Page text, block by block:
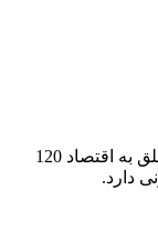
تمامی حقوق مادی و معنوی این وب سایت متعلق به اقتصاد 120